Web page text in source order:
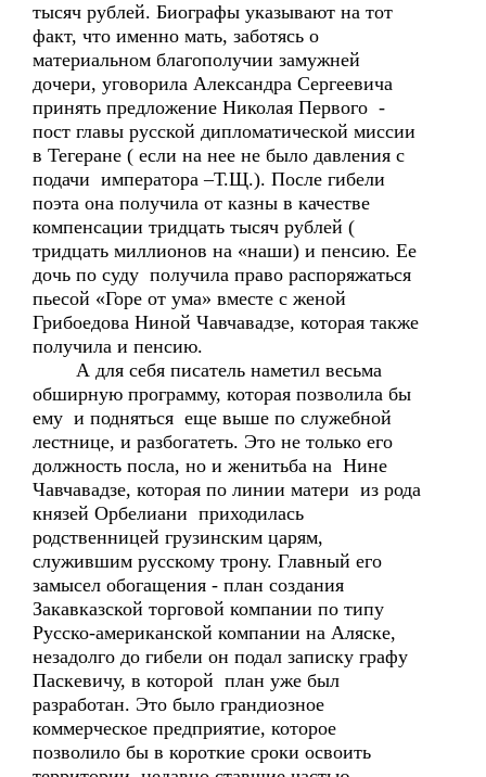
тысяч рублей. Биографы указывают на тот
факт, что именно мать, заботясь о
материальном благополучии замужней
дочери, уговорила Александра Сергеевича
принять предложение Николая Первого -
пост главы русской дипломатической миссии
в Тегеране ( если на нее не было давления с
подачи императора –Т.Щ.). После гибели
поэта она получила от казны в качестве
компенсации тридцать тысяч рублей (
тридцать миллионов на «наши) и пенсию. Ее
дочь по суду получила право распоряжаться
пьесой «Горе от ума» вместе с женой
Грибоедова Ниной Чавчавадзе, которая также
получила и пенсию.
А для себя писатель наметил весьма
обширную программу, которая позволила бы
ему и подняться еще выше по служебной
лестнице, и разбогатеть. Это не только его
должность посла, но и женитьба на Нине
Чавчавадзе, которая по линии матери из рода
князей Орбелиани приходилась
родственницей грузинским царям,
служившим русскому трону. Главный его
замысел обогащения - план создания
Закавказской торговой компании по типу
Русско-американской компании на Аляске,
незадолго до гибели он подал записку графу
Паскевичу, в которой план уже был
разработан. Это было грандиозное
коммерческое предприятие, которое
позволило бы в короткие сроки освоить